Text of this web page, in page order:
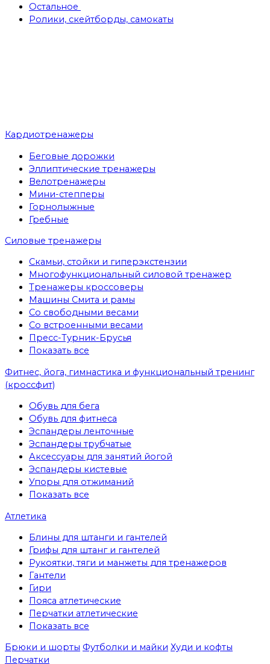
Остальное
Ролики, скейтборды, самокаты
Кардиотренажеры
Беговые дорожки
Эллиптические тренажеры
Велотренажеры
Мини-степперы
Горнолыжные
Гребные
Cиловые тренажеры
Скамьи, стойки и гиперэкстензии
Многофункциональный силовой тренажер
Тренажеры кроссоверы
Машины Смита и рамы
Со свободными весами
Со встроенными весами
Пресс-Турник-Брусья
Показать все
Фитнес, йога, гимнастика и функциональный тренинг
(кроссфит)
Обувь для бега
Обувь для фитнеса
Эспандеры ленточные
Эспандеры трубчатые
Аксессуары для занятий йогой
Эспандеры кистевые
Упоры для отжиманий
Показать все
Атлетика
Блины для штанги и гантелей
Грифы для штанг и гантелей
Рукоятки, тяги и манжеты для тренажеров
Гантели
Гири
Пояса атлетические
Перчатки атлетические
Показать все
Брюки и шорты Футболки и майки Худи и кофты
Перчатки